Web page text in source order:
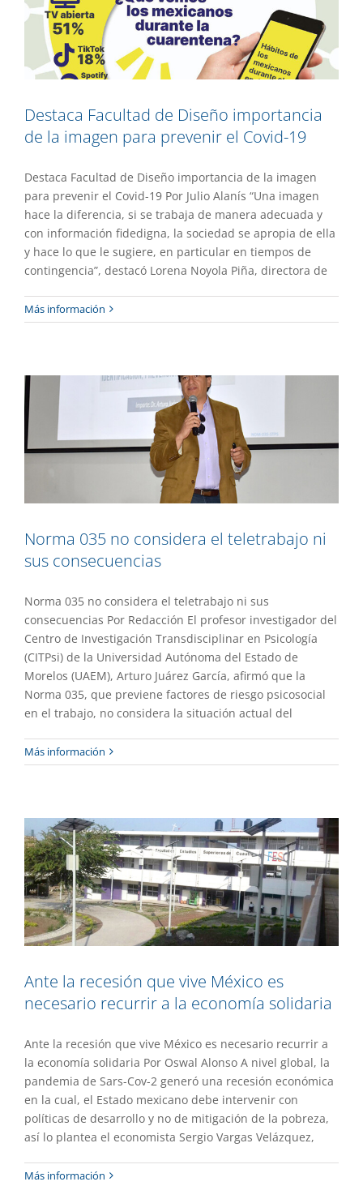
Destaca Facultad de Diseño importancia
de la imagen para prevenir el Covid-19
Destaca Facultad de Diseño importancia de la imagen
para prevenir el Covid-19 Por Julio Alanís “Una imagen
hace la diferencia, si se trabaja de manera adecuada y
con información fidedigna, la sociedad se apropia de ella
y hace lo que le sugiere, en particular en tiempos de
contingencia”, destacó Lorena Noyola Piña, directora de
Más información
Norma 035 no considera el teletrabajo
Norma 035 no considera el teletrabajo ni
sus consecuencias
Norma 035 no considera el teletrabajo ni sus
consecuencias Por Redacción El profesor investigador del
Centro de Investigación Transdisciplinar en Psicología
(CITPsi) de la Universidad Autónoma del Estado de
Morelos (UAEM), Arturo Juárez García, afirmó que la
Norma 035, que previene factores de riesgo psicosocial
en el trabajo, no considera la situación actual del
Más información
Ante la recesión que vive México es
necesario recurrir a la economía
Ante la recesión que vive México es
necesario recurrir a la economía solidaria
Ante la recesión que vive México es necesario recurrir a
la economía solidaria Por Oswal Alonso A nivel global, la
pandemia de Sars-Cov-2 generó una recesión económica
en la cual, el Estado mexicano debe intervenir con
políticas de desarrollo y no de mitigación de la pobreza,
así lo plantea el economista Sergio Vargas Velázquez,
Más informaciónPresentan estudiantes revista El